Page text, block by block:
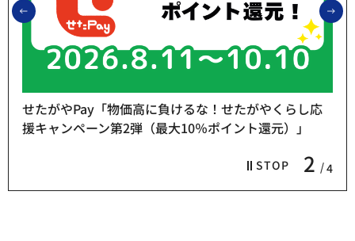
前のスライドを表示
STOP 2 4
せたがやPay「物価高に負けるな！せたがやくらし応
援キャンペーン第2弾（最大10％ポイント還元）」